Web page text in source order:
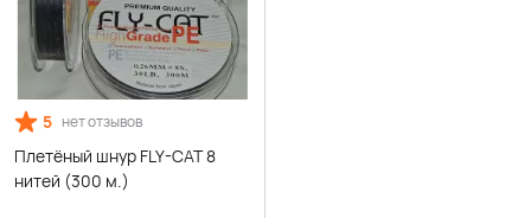
5 нет отзывов
Плетёный шнур FLY-CAT 8
нитей (300 м.)